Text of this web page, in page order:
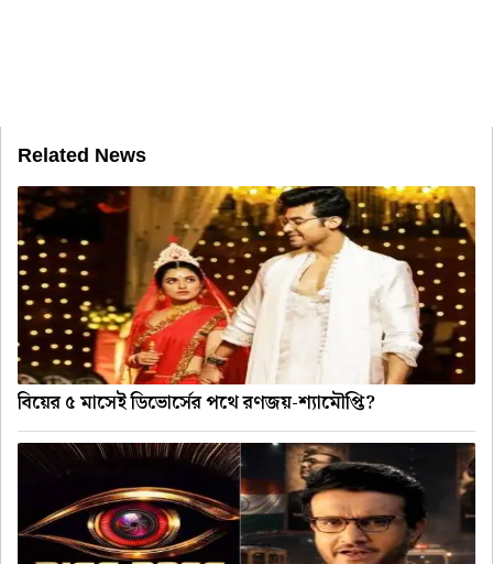
Related News
বিয়ের ৫ মাসেই ডিভোর্সের পথে রণজয়-শ্যামৌপ্তি?